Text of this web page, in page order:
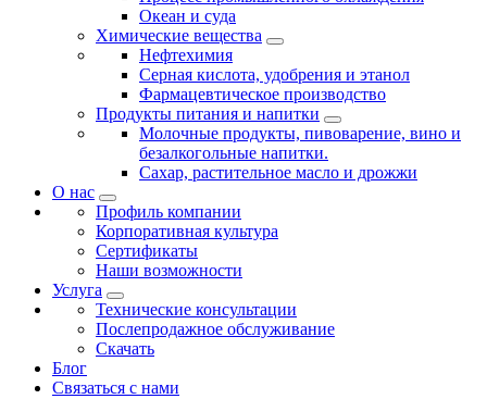
Океан и суда
Химические вещества
Нефтехимия
Серная кислота, удобрения и этанол
Фармацевтическое производство
Продукты питания и напитки
Молочные продукты, пивоварение, вино и
безалкогольные напитки.
Сахар, растительное масло и дрожжи
О нас
Профиль компании
Корпоративная культура
Сертификаты
Наши возможности
Услуга
Технические консультации
Послепродажное обслуживание
Скачать
Блог
Связаться с нами